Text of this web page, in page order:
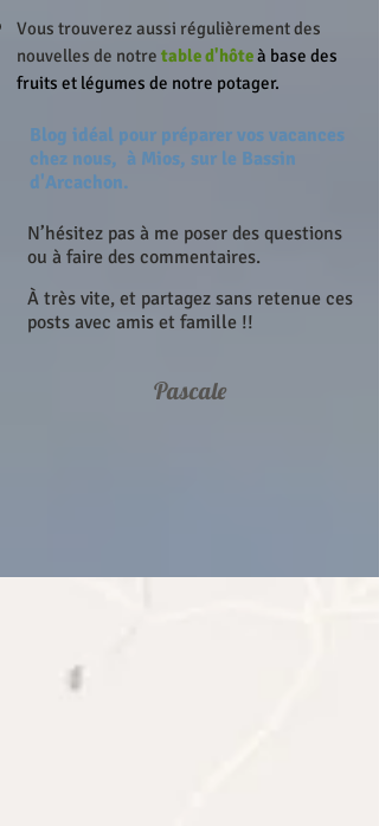
Vous trouverez aussi régulièrement des
nouvelles de notre table d'hôteà base des
fruits et légumes de notre potager.
Blog idéal pour préparer vos vacances
chez nous, à Mios, sur le Bassin
d'Arcachon.
N’hésitez pas à me poser des questions
ou à faire des commentaires.
À très vite, et partagez sans retenue ces
posts avec amis et famille !!
Pascale